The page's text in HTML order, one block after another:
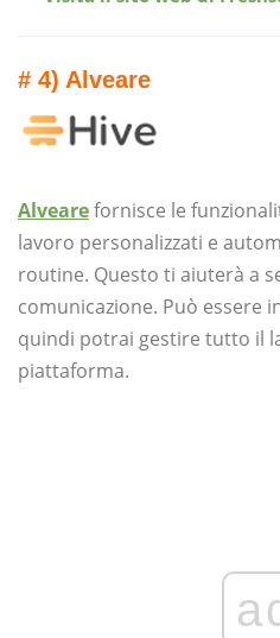
# 4) Alveare
Alvearefornisce le
lavoro personalizzati e
routine. Questo ti aiuterà a
comunicazione. Può essere
quindi potrai gestire tutto il
piattaforma.